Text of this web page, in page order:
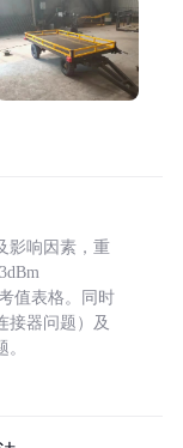
影响因素，重
值表格。同时
接器问题）及